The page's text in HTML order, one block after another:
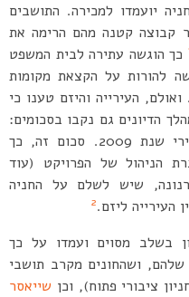
יועמדו למכירה. התושבים
קבוצה קטנה מהם הרימה את
כך הוגשה עתירה לבית המשפט
להורות על הקצאת מקומות
העירייה והיזם טענו כי
הדיונים גם נקבו בסכומים:
110,000 ש”ח לחניה בודדת, במחירי שנת 2009. סכום זה, כך
הניהול של הפרויקט (עוד
ארנונה, שיש לשלם על החניה
העירייה ליזם.2
בשלב מסוים ועמדו על כך
שלהם, ושהחונים מקרב תושבי
ציבורי פתוח), וכן שייאסר